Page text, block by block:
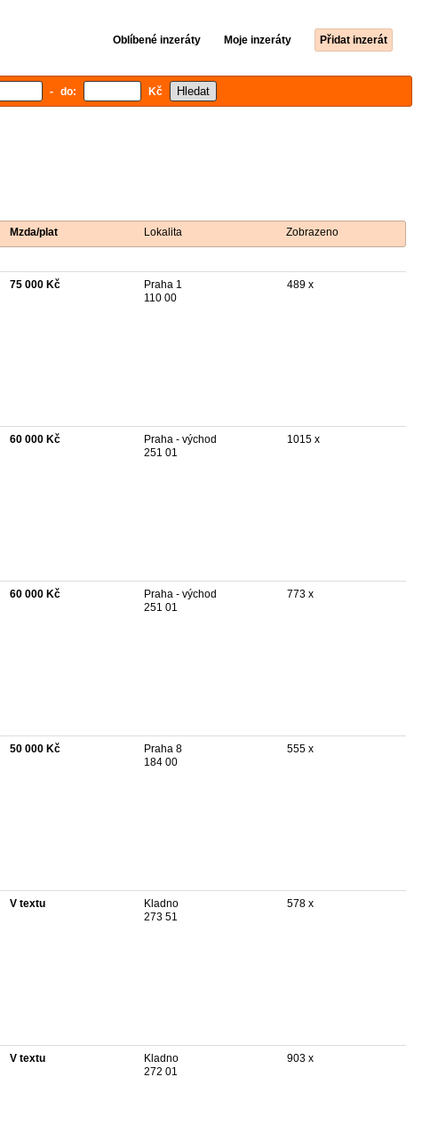
Oblíbené inzeráty Moje inzeráty Přidat inzerát
- do: Kč
Mzda/plat Lokalita Zobrazeno
75 000 Kč
Praha 1
110 00
489 x
60 000 Kč
Praha - východ
251 01
1015 x
60 000 Kč
Praha - východ
251 01
773 x
50 000 Kč
Praha 8
184 00
555 x
V textu
Kladno
273 51
578 x
V textu
Kladno
272 01
903 x